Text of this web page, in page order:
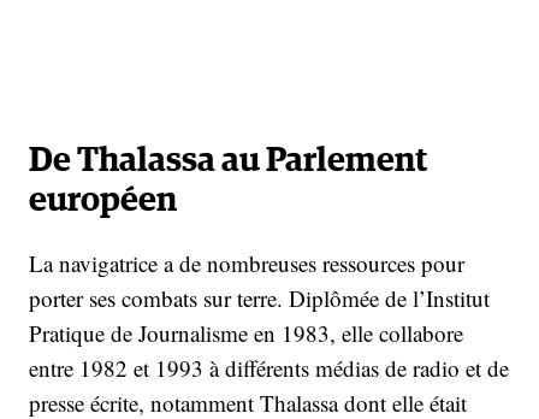
De Thalassa au Parlement
européen
La navigatrice a de nombreuses ressources pour
porter ses combats sur terre. Diplômée de l’Institut
Pratique de Journalisme en 1983, elle collabore
entre 1982 et 1993 à différents médias de radio et de
presse écrite, notamment Thalassa dont elle était